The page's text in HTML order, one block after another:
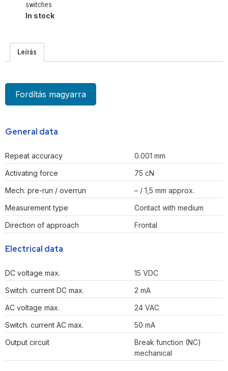
switches
In stock
Leírás
Fordítás magyarra
General data
Repeat accuracy
0.001 mm
Activating force
75 cN
Mech. pre-run / overrun
– / 1,5 mm approx.
Measurement type
Contact with medium
Direction of approach
Frontal
Electrical data
DC voltage max.
15 VDC
Switch. current DC max.
2 mA
AC voltage max.
24 VAC
Switch. current AC max.
50 mA
Output circuit
Break function (NC)
mechanical